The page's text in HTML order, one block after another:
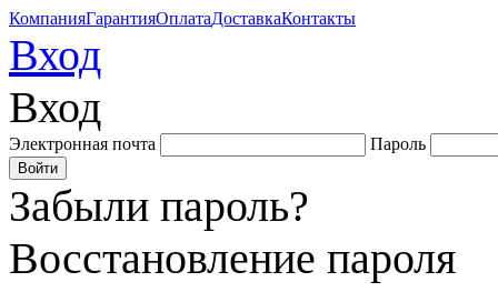
КомпанияГарантияОплатаДоставкаКонтакты
Вход
Вход
Электронная почта Пароль
Забыли пароль?
Восстановление пароля